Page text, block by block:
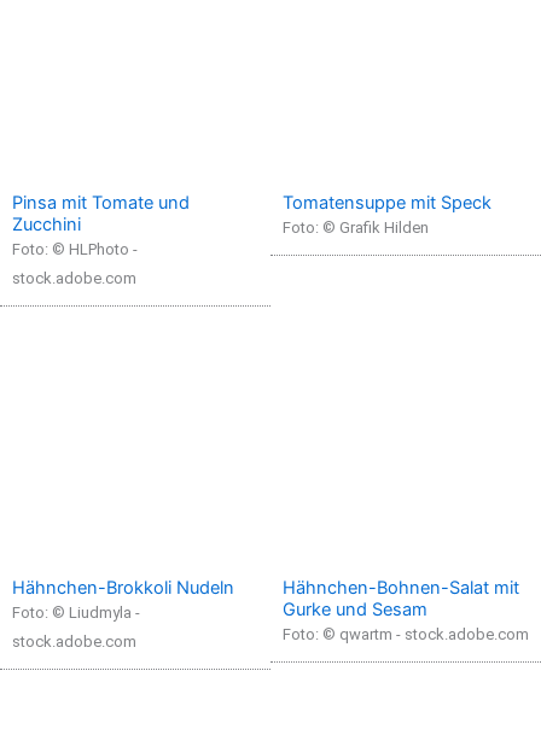
Pinsa mit Tomate und
Zucchini
Foto: © HLPhoto -
stock.adobe.com
Tomatensuppe mit Speck
Foto: © Grafik Hilden
Hähnchen-Brokkoli Nudeln
Foto: © Liudmyla -
stock.adobe.com
Hähnchen-Bohnen-Salat mit
Gurke und Sesam
Foto: © qwartm - stock.adobe.com